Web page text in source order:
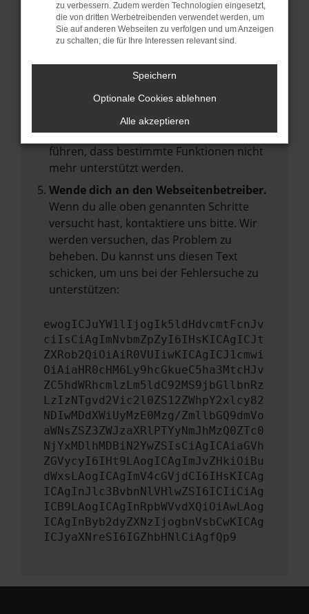
Starte dein Gerät neu.
Das kann manchmal helfen,
vorübergehende Probleme zu beheben.
Stelle sicher, dass dein Browser und dein
Betriebssystem auf dem neuesten Stand
Veraltete Software birgt nicht nur ein
Sicherheitsrisiko, sondern kann auch dazu
führen, dass bestimmte Funktionen nicht
mehr unterstützt werden.
Wende dich an den Webseitenbetreiber.
Wenn du alle oben genannten Schritte
versucht hast, kontaktiere uns bitte. Wir
werden versuchen, das Problem zu
beheben. Du kannst uns diesen Text
schicken, um uns bei der Fehlersuche zu
unterstützen:
ewogICJuYW1lIjogIk5ldHdvcmtFcnJv
ciIsCiAgImNvbmZpZyI6IHsKICAgICJt
ZXRob2QiOiAiR0VUIiwKICAgICJ1cmwi
OiAiaHR0cHM6Ly9hcGkueC5ha3MtcHJv
ZC5hdWRhcmlzLm5ldC92MS9jbGllbnRz
LzIzNTgvd2Vic2l0ZS12ZWhpY2xlcy82
NDIwMDdXWiUyMzE0Mzg/ZmllbGQ9dmVo
aWNsZSZ3ZWJzaXRlPTYyNmJhMzQ0ZTc0
NjYxMDlhMDBiN2YwZSIsCiAgICAiaGVh
ZGVycyI6IHt9LAogICAgImJvZHkiOiBu
dWxsLAogICAgImV4cGVjdCI6IHsKICAg
ICAgInJlc3BvbnNlVHlwZSI6ICIiCiAg
ICB9LAogICAgInRpbWVvdXQiOiAwLAog
ICAgInByb2dyZXNzIjogbnVsbCwKICAg
ICJyaXNreSI6IGZhbHNlCiAgfQp9
zu verbessern. Zudem werden Technologien eingesetzt,
die von dritten Werbetreibenden verwendet werden, um
Sie auf anderen Webseiten zu verfolgen und um Anzeigen
zu schalten, die für Ihre Interessen relevant sind.
Speichern
Optionale Cookies ablehnen
Alle akzeptieren